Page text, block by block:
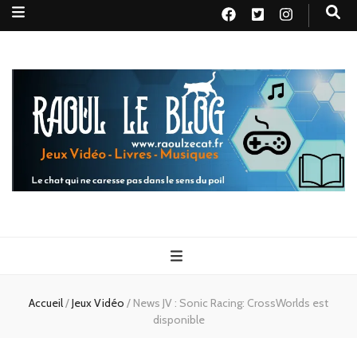
Raoul le
blog
Accueil/Jeux Vidéo / News JV : Sonic Racing: CrossWorlds est
disponible